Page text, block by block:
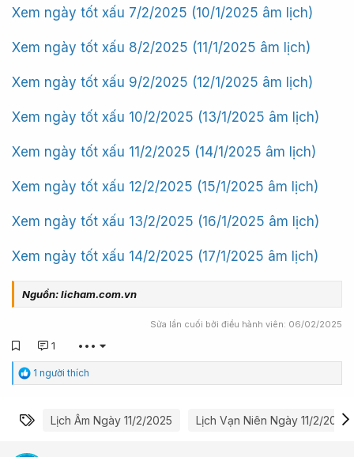
Xem ngày tốt xấu 7/2/2025 (10/1/2025 âm lịch)
Xem ngày tốt xấu 8/2/2025 (11/1/2025 âm lịch)
Xem ngày tốt xấu 9/2/2025 (12/1/2025 âm lịch)
Xem ngày tốt xấu 10/2/2025 (13/1/2025 âm lịch)
Xem ngày tốt xấu 11/2/2025 (14/1/2025 âm lịch)
Xem ngày tốt xấu 12/2/2025 (15/1/2025 âm lịch)
Xem ngày tốt xấu 13/2/2025 (16/1/2025 âm lịch)
Xem ngày tốt xấu 14/2/2025 (17/1/2025 âm lịch)
Nguồn: licham.com.vn
Sửa lần cuối bởi điều hành viên: 06/02/2025
1 •••
C
ả
ú
1 người thích
Từ khóa
Lịch Âm Ngày 11/2/2025 Lịch Vạn Niên Ngày 11/2/2025